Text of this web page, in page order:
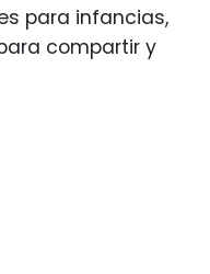
para infancias,
compartir y